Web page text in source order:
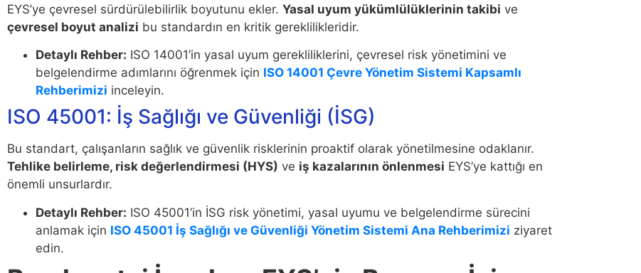
EYS’ye çevresel sürdürülebilirlik boyutunu ekler. Yasal uyum yükümlülüklerinin takibi ve
çevresel boyut analizi bu standardın en kritik gereklilikleridir.
Detaylı Rehber: ISO 14001’in yasal uyum gerekliliklerini, çevresel risk yönetimini ve
belgelendirme adımlarını öğrenmek için ISO 14001 Çevre Yönetim Sistemi Kapsamlı
Rehberimizi inceleyin.
ISO 45001: İş Sağlığı ve Güvenliği (İSG)
Bu standart, çalışanların sağlık ve güvenlik risklerinin proaktif olarak yönetilmesine odaklanır.
Tehlike belirleme, risk değerlendirmesi (HYS) ve iş kazalarının önlenmesi EYS’ye kattığı en
önemli unsurlardır.
Detaylı Rehber: ISO 45001’in İSG risk yönetimi, yasal uyumu ve belgelendirme sürecini
anlamak için ISO 45001 İş Sağlığı ve Güvenliği Yönetim Sistemi Ana Rehberimizi ziyaret
edin.